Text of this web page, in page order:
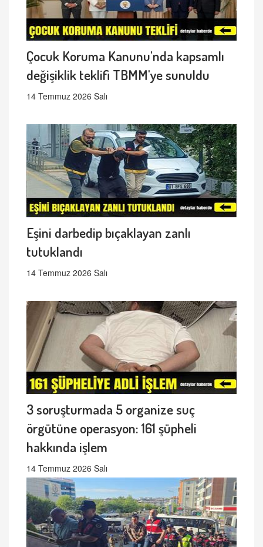
Çocuk Koruma Kanunu'nda kapsamlı
değişiklik teklifi TBMM'ye sunuldu
14 Temmuz 2026 Salı
Eşini darbedip bıçaklayan zanlı
tutuklandı
14 Temmuz 2026 Salı
3 soruşturmada 5 organize suç
örgütüne operasyon: 161 şüpheli
hakkında işlem
14 Temmuz 2026 Salı